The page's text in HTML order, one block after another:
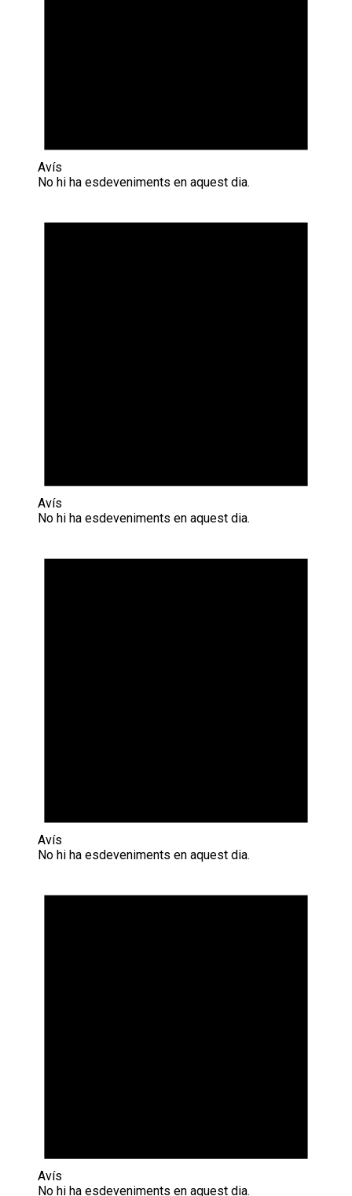
Avís
No hi ha esdeveniments en aquest dia.
Avís
No hi ha esdeveniments en aquest dia.
Avís
No hi ha esdeveniments en aquest dia.
Avís
No hi ha esdeveniments en aquest dia.